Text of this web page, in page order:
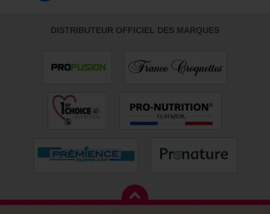
DISTRIBUTEUR OFFICIEL DES MARQUES